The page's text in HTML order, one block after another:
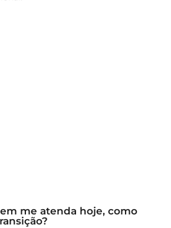
me atenda hoje, como